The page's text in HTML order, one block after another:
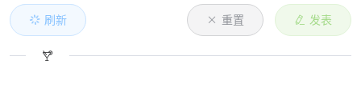
刷新 重置 发表